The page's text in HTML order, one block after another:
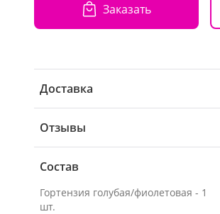
Заказать
Доставка
Отзывы
Состав
Гортензия голубая/фиолетовая - 1
шт.